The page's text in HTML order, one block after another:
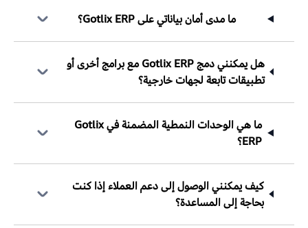
ما مدى أمان بياناتي على Gotlix ERP؟
هل يمكنني دمج Gotlix ERP مع برامج أخرى أو
تطبيقات تابعة لجهات خارجية؟
ما هي الوحدات النمطية المضمنة في Gotlix
ERP؟
كيف يمكنني الوصول إلى دعم العملاء إذا كنت
بحاجة إلى المساعدة؟